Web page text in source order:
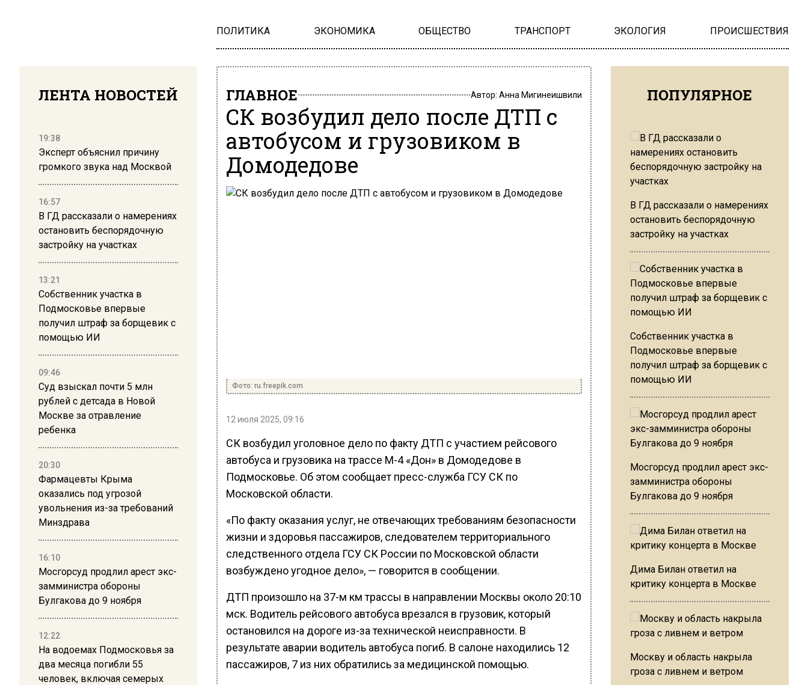
ПОЛИТИКА ЭКОНОМИКА ОБЩЕСТВО ТРАНСПОРТ ЭКОЛОГИЯ ПРОИСШЕСТВИЯ
ЛЕНТА НОВОСТЕЙ
19:38
Эксперт объяснил причину
громкого звука над Москвой
16:57
В ГД рассказали о намерениях
остановить беспорядочную
застройку на участках
13:21
Собственник участка в
Подмосковье впервые
получил штраф за борщевик с
помощью ИИ
09:46
Суд взыскал почти 5 млн
рублей с детсада в Новой
Москве за отравление
ребенка
20:30
Фармацевты Крыма
оказались под угрозой
увольнения из-за требований
Минздрава
16:10
Мосгорсуд продлил арест экс-
замминистра обороны
Булгакова до 9 ноября
12:22
На водоемах Подмосковья за
два месяца погибли 55
человек, включая семерых
ГЛАВНОЕ Автор: Анна Мигинеишвили
СК возбудил дело после ДТП с
автобусом и грузовиком в
Домодедове
Фото: ru.freepik.com
12 июля 2025, 09:16
СК возбудил уголовное дело по факту ДТП с участием рейсового
автобуса и грузовика на трассе М-4 «Дон» в Домодедове в
Подмосковье. Об этом сообщает пресс-служба ГСУ СК по
Московской области.
«По факту оказания услуг, не отвечающих требованиям безопасности
жизни и здоровья пассажиров, следователем территориального
следственного отдела ГСУ СК России по Московской области
возбуждено угодное дело», — говорится в сообщении.
ДТП произошло на 37-м км трассы в направлении Москвы около 20:10
мск. Водитель рейсового автобуса врезался в грузовик, который
остановился на дороге из-за технической неисправности. В
результате аварии водитель автобуса погиб. В салоне находились 12
пассажиров, 7 из них обратились за медицинской помощью.
ПОПУЛЯРНОЕ
В ГД рассказали о намерениях
остановить беспорядочную
застройку на участках
Собственник участка в
Подмосковье впервые
получил штраф за борщевик с
помощью ИИ
Мосгорсуд продлил арест экс-
замминистра обороны
Булгакова до 9 ноября
Дима Билан ответил на
критику концерта в Москве
Москву и область накрыла
гроза с ливнем и ветром